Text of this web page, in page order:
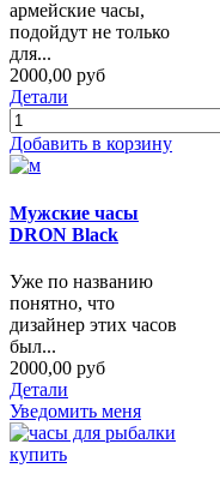
армейские часы,
подойдут не только
для...
2000,00 руб
Детали
Добавить в корзину
Мужские часы
DRON Black
Уже по названию
понятно, что
дизайнер этих часов
был...
2000,00 руб
Детали
Уведомить меня